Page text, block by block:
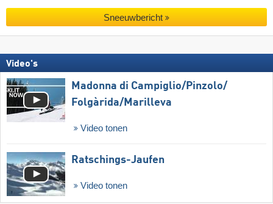
Sneeuwbericht
Video's
Madonna di Campiglio/​Pinzolo/​
Folgàrida/​Marilleva
Video tonen
Ratschings-Jaufen
Video tonen